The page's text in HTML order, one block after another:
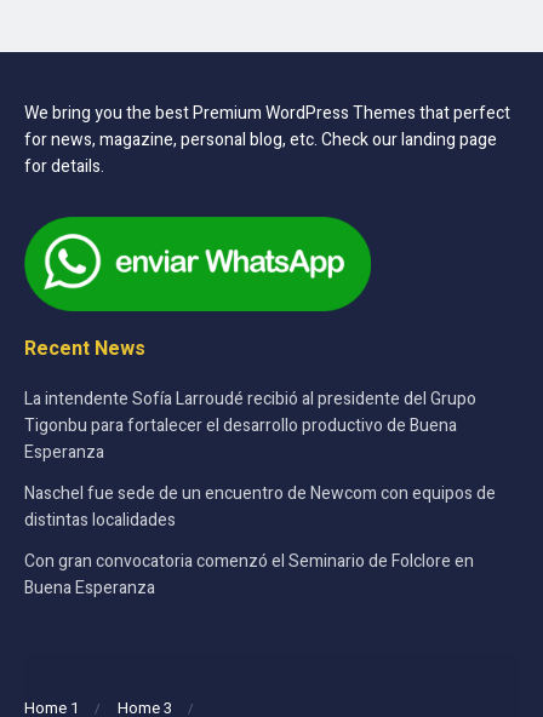
We bring you the best Premium WordPress Themes that perfect
for news, magazine, personal blog, etc. Check our landing page
for details.
Recent News
La intendente Sofía Larroudé recibió al presidente del Grupo
Tigonbu para fortalecer el desarrollo productivo de Buena
Esperanza
Naschel fue sede de un encuentro de Newcom con equipos de
distintas localidades
Con gran convocatoria comenzó el Seminario de Folclore en
Buena Esperanza
Home 1 Home 3